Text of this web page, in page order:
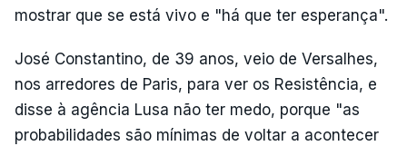
mostrar que se está vivo e "há que ter esperança".
José Constantino, de 39 anos, veio de Versalhes,
nos arredores de Paris, para ver os Resistência, e
disse à agência Lusa não ter medo, porque "as
probabilidades são mínimas de voltar a acontecer